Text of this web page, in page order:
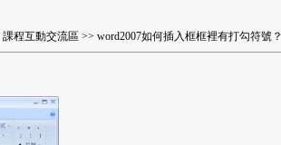
課程互動交流區 >> word2007如何插入框框裡有打勾符號？